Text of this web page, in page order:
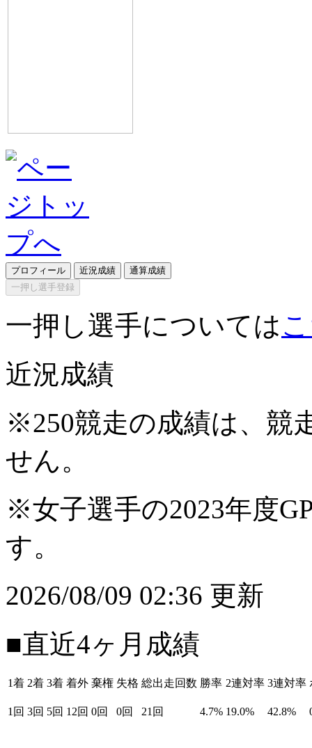
プロフィール 近況成績
通算成績
一押し選手登録
一押し選手については
近況成績
※250競走の成績は、競
せん。
※女子選手の2023年度
す。
2026/08/09 02:36 更新
■直近4ヶ月成績
1着 2着 3着 着外 棄権 失格 総出走回数 勝率 2連対率 3連対率
1回 3回 5回 12回 0回 0回 21回 4.7% 19.0% 42.8%